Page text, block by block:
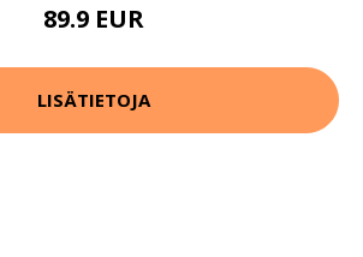
89.9 EUR
LISÄTIETOJA